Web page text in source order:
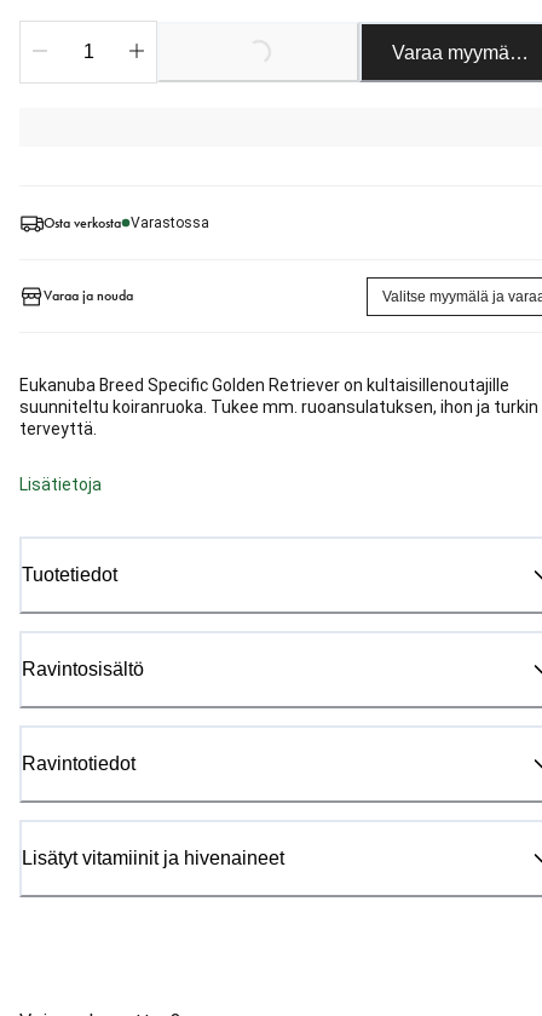
Osta verkosta Varastossa
Varaa ja nouda Valitse myymälä ja
Eukanuba Breed Specific Golden Retriever on kultaisillenoutajille
suunniteltu koiranruoka. Tukee mm. ruoansulatuksen, ihon ja turkin
terveyttä.
Lisätietoja
Tuotetiedot
Ravintosisältö
Ravintotiedot
Lisätyt vitamiinit ja hivenaineet
Loading... Varaa